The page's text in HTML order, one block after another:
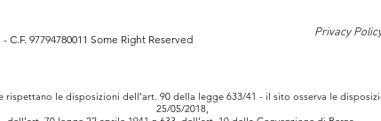
97794780011 Some Right Reserved Privacy
le disposizioni dell'art. 90 della legge 633/41 - il sito osserva le
25/05/2018,